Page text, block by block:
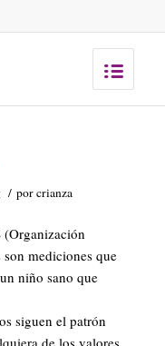
/ porcrianza
(Organización
mediciones que
niño sano que
siguen el patrón
de los valores